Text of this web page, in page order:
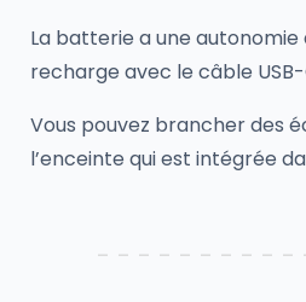
La batterie a une autonomie
recharge avec le câble USB-
Vous pouvez brancher des
l’enceinte qui est intégrée